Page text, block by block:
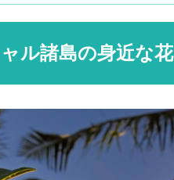
ル諸島の身近な花